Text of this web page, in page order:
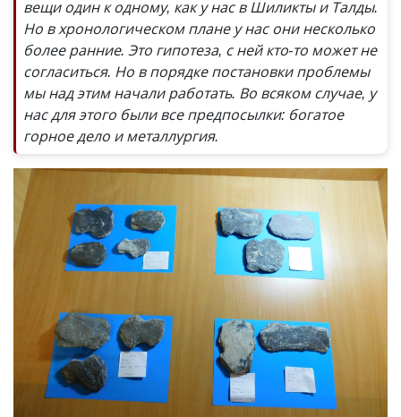
вещи один к одному, как у нас в Шиликты и Талды.
Но в хронологическом плане у нас они несколько
более ранние. Это гипотеза, с ней кто-то может не
согласиться. Но в порядке постановки проблемы
мы над этим начали работать. Во всяком случае, у
нас для этого были все предпосылки: богатое
горное дело и металлургия.